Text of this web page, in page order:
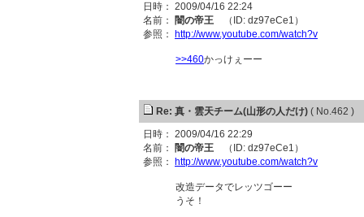
日時： 2009/04/16 22:24
名前： 闇の帝王 （ID: dz97eCe1）
参照： http://www.youtube.com/watch?v
>>460かっけぇーー
Re: 真・雲天チーム(山形の人だけ) ( No.462 )
日時： 2009/04/16 22:29
名前： 闇の帝王 （ID: dz97eCe1）
参照： http://www.youtube.com/watch?v
改造データでレッツゴーー
うそ！